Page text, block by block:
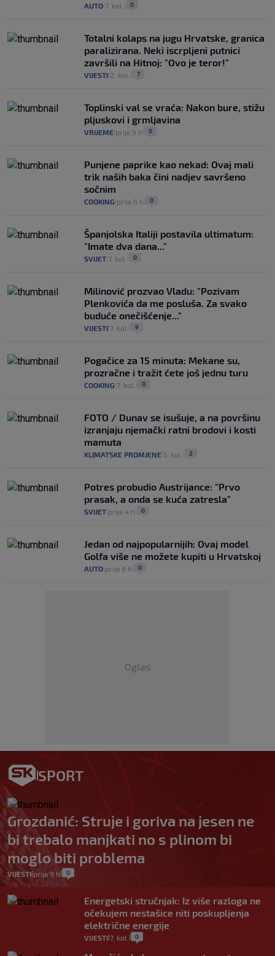
AUTO 7. kol. 0
Totalni kolaps na jugu Hrvatske, granica
paralizirana. Neki iscrpljeni putnici
završili na Hitnoj: "Ovo je teror!"
VIJESTI 2. kol. 7
Toplinski val se vraća: Nakon bure, stižu
pljuskovi i grmljavina
VRIJEME prije 9 h 0
Punjene paprike kao nekad: Ovaj mali
trik naših baka čini nadjev savršeno
sočnim
COOKING prije 6 h 0
Španjolska Italiji postavila ultimatum:
"Imate dva dana..."
SVIJET 7. kol. 0
Milinović prozvao Vladu: "Pozivam
Plenkovića da me posluša. Za svako
buduće onečišćenje..."
VIJESTI 7. kol. 9
Pogačice za 15 minuta: Mekane su,
prozračne i tražit ćete još jednu turu
COOKING 7. kol. 0
FOTO / Dunav se isušuje, a na površinu
izranjaju njemački ratni brodovi i kosti
mamuta
KLIMATSKE PROMJENE 5. kol. 2
Potres probudio Austrijance: "Prvo
prasak, a onda se kuća zatresla"
SVIJET prije 4 h 0
Jedan od najpopularnijih: Ovaj model
Golfa više ne možete kupiti u Hrvatskoj
AUTO prije 6 h 0
Oglas
SPORT
Grozdanić: Struje i goriva na jesen ne
bi trebalo manjkati no s plinom bi
moglo biti problema
VIJESTI| prije 9 h 0
Energetski stručnjak: Iz više razloga ne
očekujem nestašice niti poskupljenja
električne energije
VIJESTI 7. kol. 0